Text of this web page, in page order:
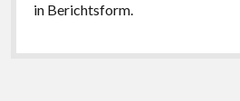
in Berichtsform.